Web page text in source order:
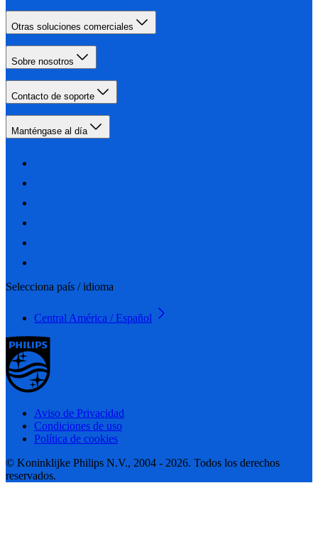
Otras soluciones comerciales
Sobre nosotros
Contacto de soporte
Manténgase al día
Selecciona país / idioma
Central América / Español
Aviso de Privacidad
Condiciones de uso
Política de cookies
© Koninklijke Philips N.V., 2004 - 2026. Todos los derechos
reservados.